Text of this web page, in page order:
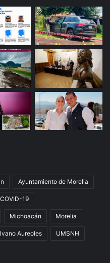
Ayuntamiento de Morelia
COVID-19
Michoacán Morelia
Aureoles UMSNH